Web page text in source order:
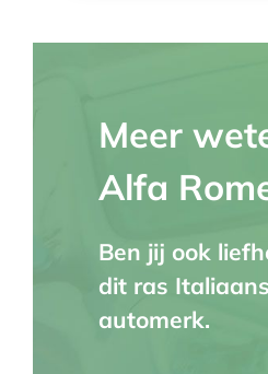
Meer
Alfa
Ben jij ook
dit ras
automerk.